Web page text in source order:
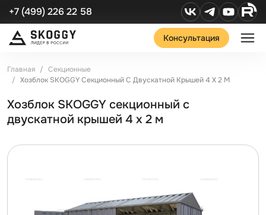
+7 (499) 226 22 58
Консультация
Главная
Секционные
Хозблок SKOGGY Секционный С Двускатной Крышей 4 Х 2 М
Хозблок SKOGGY секционный с
двускатной крышей 4 х 2 м